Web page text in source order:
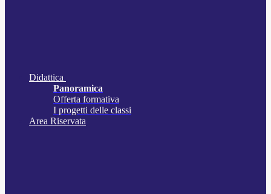
Didattica
Panoramica
Offerta formativa
I progetti delle classi
Area Riservata